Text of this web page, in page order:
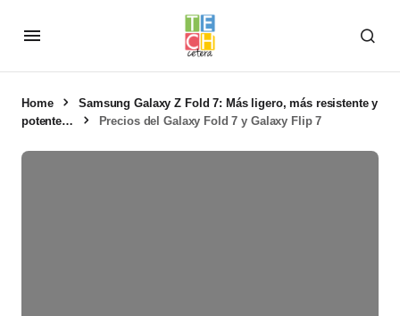
Home
Samsung Galaxy Z Fold 7: Más ligero, más resistente y
potente…
Precios del Galaxy Fold 7 y Galaxy Flip 7